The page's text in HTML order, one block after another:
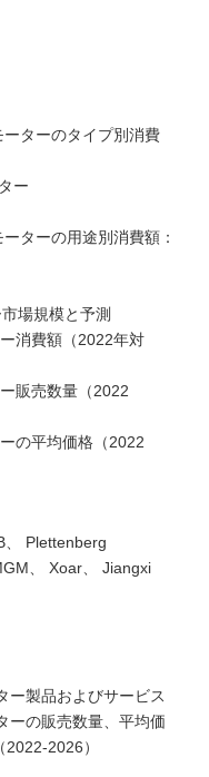
ターのタイプ別消費
ー
ターの用途別消費額：
場規模と予測
消費額（2022年対
販売数量（2022
の平均価格（2022
Plettenberg
、 Xoar、 Jiangxi
ー製品およびサービス
ーの販売数量、平均価
2026）